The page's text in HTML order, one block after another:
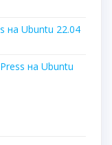
на Ubuntu 22.04
на Ubuntu